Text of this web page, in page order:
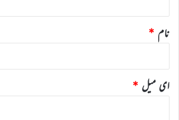
نام *
ای میل *